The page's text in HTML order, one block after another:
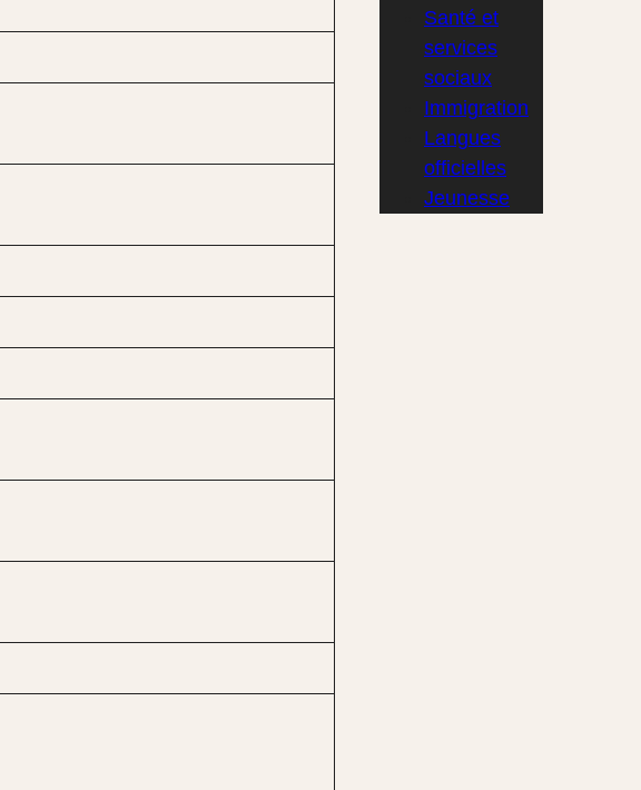
Santé et
services
sociaux
Immigration
Langues
officielles
Jeunesse